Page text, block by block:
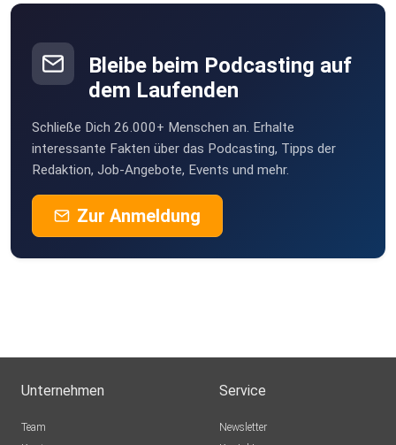
Bleibe beim Podcasting auf
dem Laufenden
Schließe Dich 26.000+ Menschen an. Erhalte
interessante Fakten über das Podcasting, Tipps der
Redaktion, Job-Angebote, Events und mehr.
Zur Anmeldung
Unternehmen
Team
Service
Newsletter